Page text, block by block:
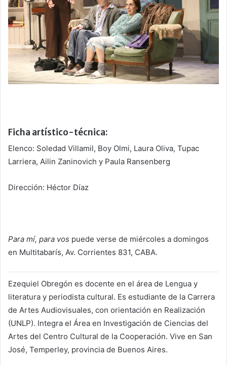
Ficha artístico-técnica:
Elenco: Soledad Villamil, Boy Olmi, Laura Oliva, Tupac
Larriera, Ailin Zaninovich y Paula Ransenberg
Dirección: Héctor Díaz
Para mí, para vos puede verse de miércoles a domingos
en Multitabarís, Av. Corrientes 831, CABA.
Ezequiel Obregón es docente en el área de Lengua y
literatura y periodista cultural. Es estudiante de la Carrera
de Artes Audiovisuales, con orientación en Realización
(UNLP). Integra el Área en Investigación de Ciencias del
Artes del Centro Cultural de la Cooperación. Vive en San
José, Temperley, provincia de Buenos Aires.